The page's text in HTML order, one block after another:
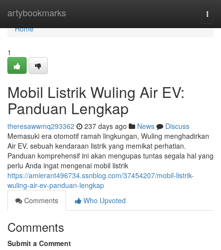
artybookmarks
Home
Home
1
Mobil Listrik Wuling Air EV:
Panduan Lengkap
theresawwmq293362 237 days ago News
Discuss
Memasuki era otomotif ramah lingkungan, Wuling menghadirkan
Air EV, sebuah kendaraan listrik yang memikat perhatian.
Panduan komprehensif ini akan mengupas tuntas segala hal yang
perlu Anda ingat mengenai mobil listrik
https://amierant496734.ssnblog.com/37454207/mobil-listrik-
wuling-air-ev-panduan-lengkap
Comments
Who Upvoted
Comments
Submit a Comment